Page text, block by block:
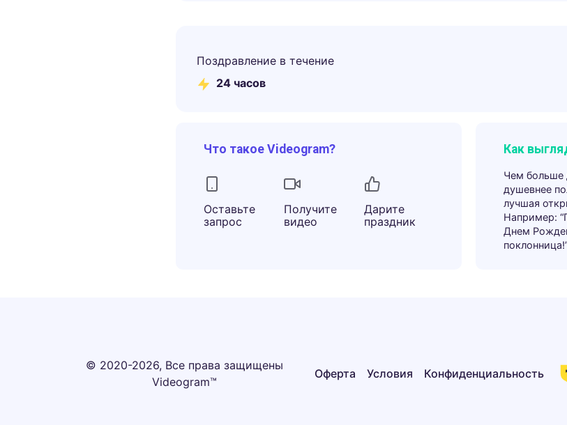
Поздравление в течение
24 часов
Что такое Videogram?
Оставьте
запрос
Получите
видео
Дарите
праздник
Как
Чем больше
душевнее
лучшая
Например:
Днем
© 2020-2026, Все права защищены
Videogram™
Оферта Условия Конфиденциальность